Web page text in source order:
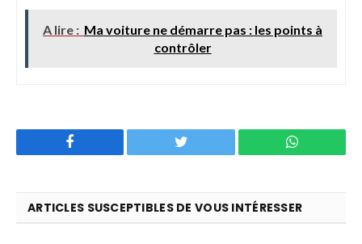
A lire : Ma voiture ne démarre pas : les points à
contrôler
Twitter WhatsApp
ARTICLES SUSCEPTIBLES DE VOUS INTÉRESSER